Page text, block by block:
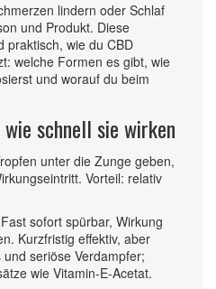
lindern oder Schlaf
und Produkt. Diese
praktisch, wie du CBD
welche Formen es gibt, wie
und worauf du beim
schnell sie wirken
unter die Zunge geben,
Vorteil: relativ
sofort spürbar, Wirkung
Kurzfristig effektiv, aber
seriöse Verdampfer;
wie Vitamin-E-Acetat.